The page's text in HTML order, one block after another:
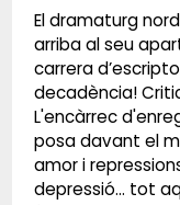
El dramaturg
arriba al seu
carrera
decadència!
L'encàrrec
posa davant el
amor i
depressió... tot